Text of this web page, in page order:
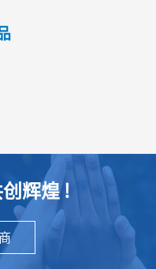
辉煌 !